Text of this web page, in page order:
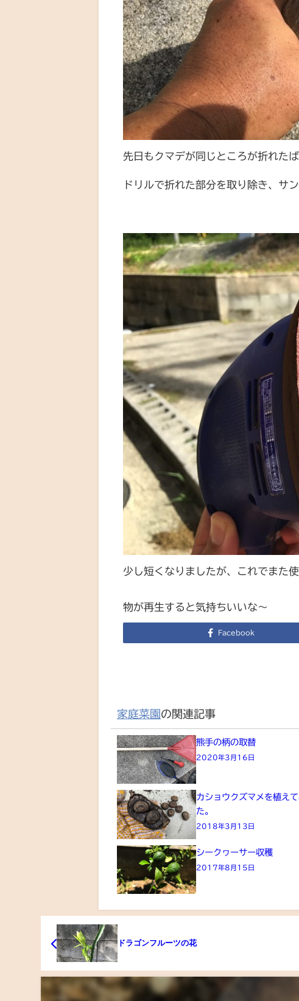
先日もクマデが同じところが折れたば
ドリルで折れた部分を取り除き、サ
少し短くなりましたが、これでまた
物が再生すると気持ちいいな〜
Facebook
家庭菜園の関連記事
熊手の柄の取替
2020年3月16日
カショウクズマメを植え
た。
2018年3月13日
シークヮーサー収穫
2017年8月15日
ドラゴンフルーツの花